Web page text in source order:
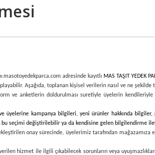
adresinde kayıtlı MAS TAŞIT YEDEK
Aşağıda, toplanan kişisel verilerin nasıl ve ne
ve anketlerin doldurulması suretiyle üyelerin
üyelerine kampanya bilgileri, yeni ürünler hakkında
bu seçimi değiştirilebilir ya da kendisine gelen bilgilendirme
onay sürecinde, üyelerimiz tarafından
hizmet ile ilgili çıkabilecek sorunların veya